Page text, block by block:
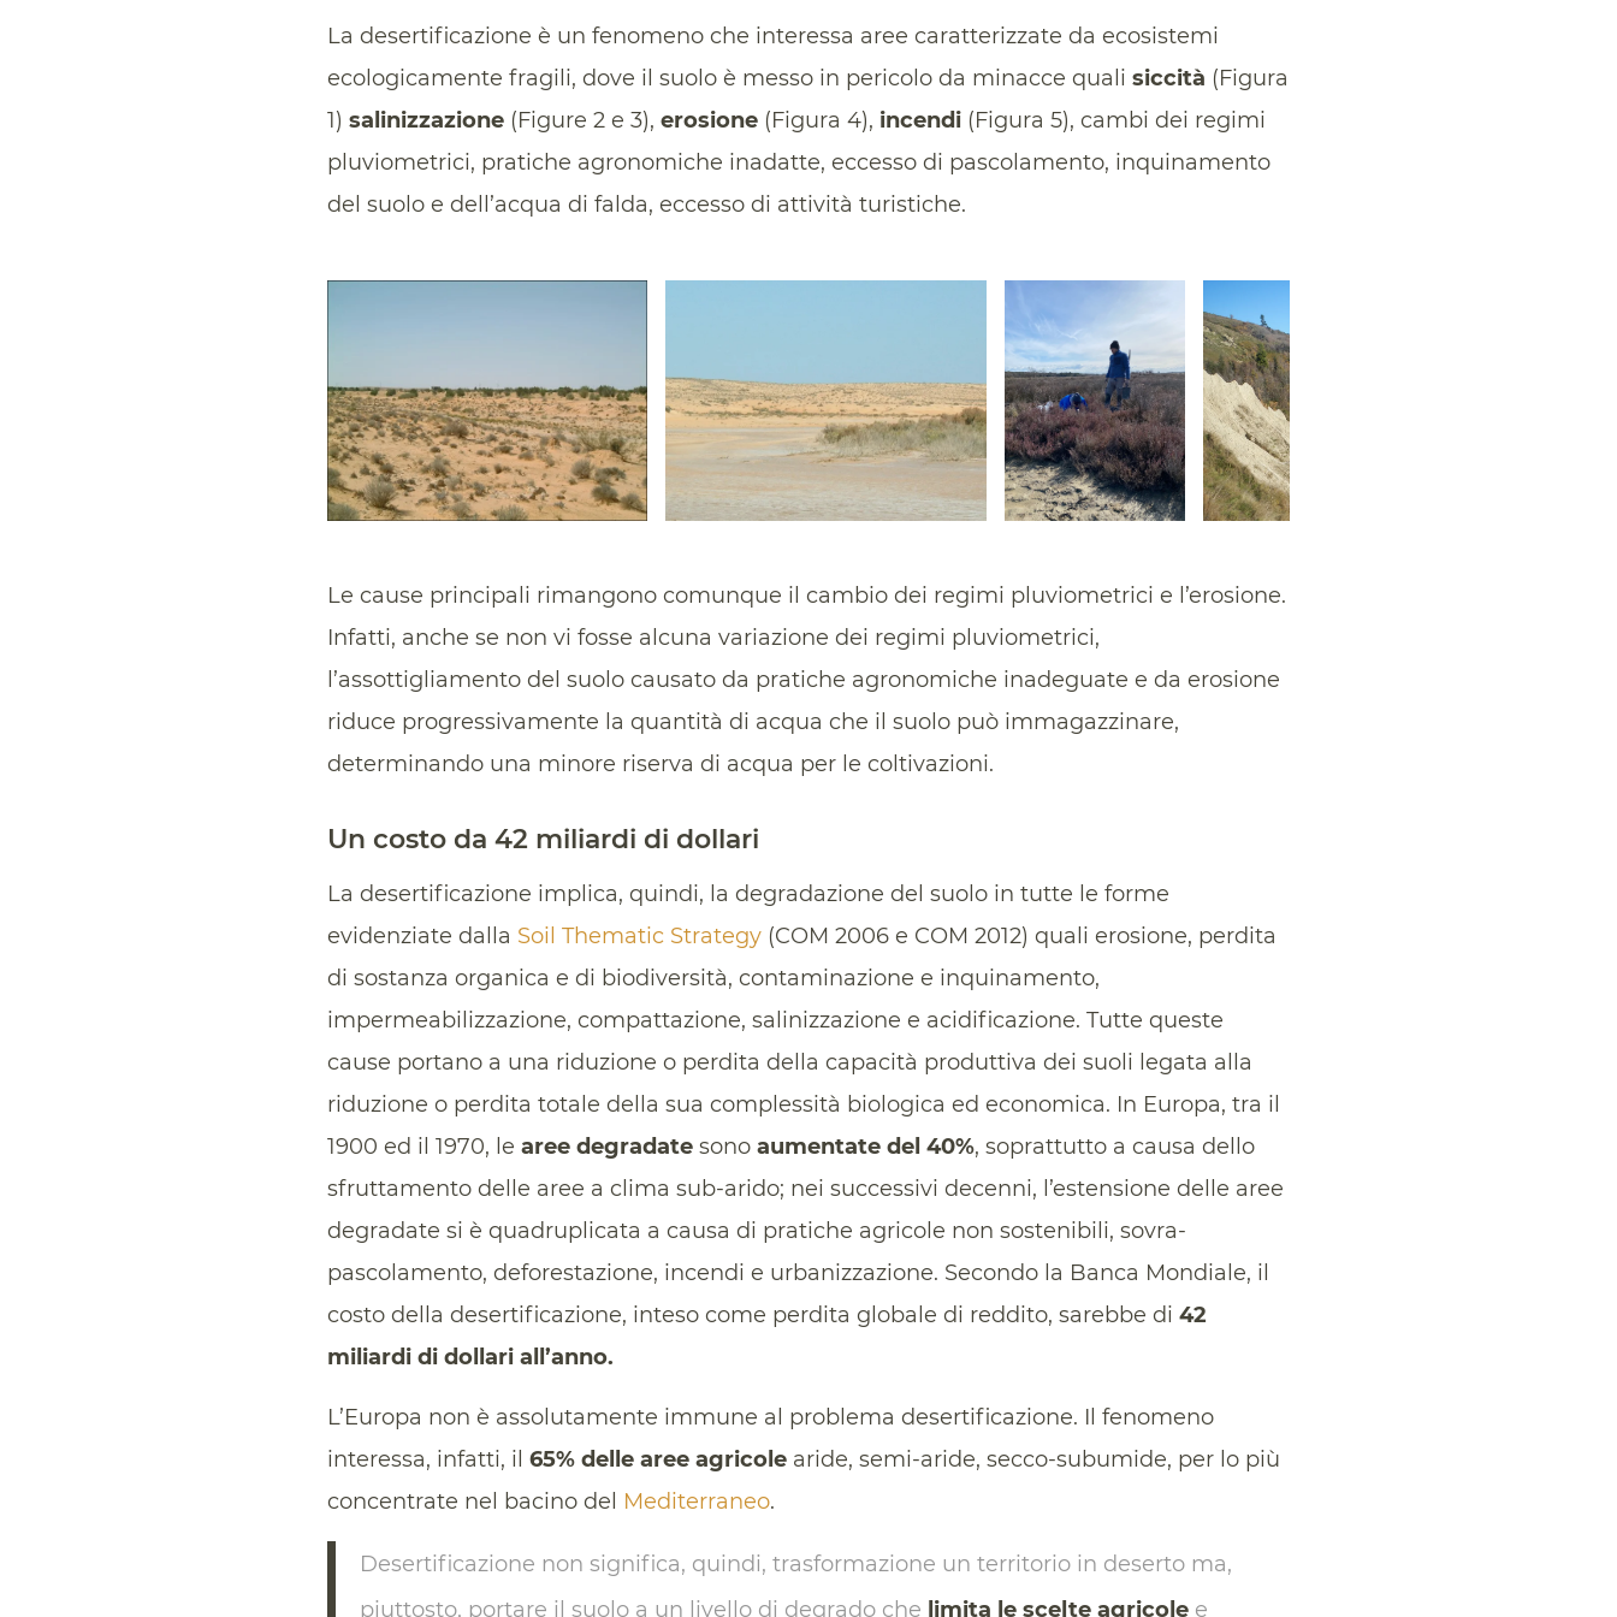
La desertificazione è un fenomeno che interessa aree caratterizzate da ecosistemi
ecologicamente fragili, dove il suolo è messo in pericolo da minacce quali siccità (Figura
1) salinizzazione (Figure 2 e 3), erosione (Figura 4), incendi (Figura 5), cambi dei regimi
pluviometrici, pratiche agronomiche inadatte, eccesso di pascolamento, inquinamento
del suolo e dell’acqua di falda, eccesso di attività turistiche.
Le cause principali rimangono comunque il cambio dei regimi pluviometrici e l’erosione.
Infatti, anche se non vi fosse alcuna variazione dei regimi pluviometrici,
l’assottigliamento del suolo causato da pratiche agronomiche inadeguate e da erosione
riduce progressivamente la quantità di acqua che il suolo può immagazzinare,
determinando una minore riserva di acqua per le coltivazioni.
Un costo da 42 miliardi di dollari
La desertificazione implica, quindi, la degradazione del suolo in tutte le forme
evidenziate dalla Soil Thematic Strategy (COM 2006 e COM 2012) quali erosione, perdita
di sostanza organica e di biodiversità, contaminazione e inquinamento,
impermeabilizzazione, compattazione, salinizzazione e acidificazione. Tutte queste
cause portano a una riduzione o perdita della capacità produttiva dei suoli legata alla
riduzione o perdita totale della sua complessità biologica ed economica. In Europa, tra il
1900 ed il 1970, le aree degradate sono aumentate del 40%, soprattutto a causa dello
sfruttamento delle aree a clima sub-arido; nei successivi decenni, l’estensione delle aree
degradate si è quadruplicata a causa di pratiche agricole non sostenibili, sovra-
pascolamento, deforestazione, incendi e urbanizzazione. Secondo la Banca Mondiale, il
costo della desertificazione, inteso come perdita globale di reddito, sarebbe di 42
miliardi di dollari all’anno.
L’Europa non è assolutamente immune al problema desertificazione. Il fenomeno
interessa, infatti, il 65% delle aree agricole aride, semi-aride, secco-subumide, per lo più
concentrate nel bacino del Mediterraneo.
Desertificazione non significa, quindi, trasformazione un territorio in deserto ma,
piuttosto, portare il suolo a un livello di degrado che limita le scelte agricole e